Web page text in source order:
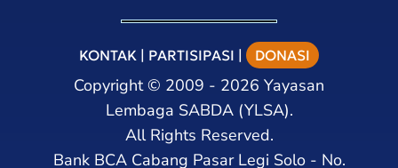
KONTAK | PARTISIPASI | DONASI
Copyright© 2009 - 2026 Yayasan
Lembaga SABDA (YLSA).
All Rights Reserved.
Bank BCA Cabang Pasar Legi Solo - No.